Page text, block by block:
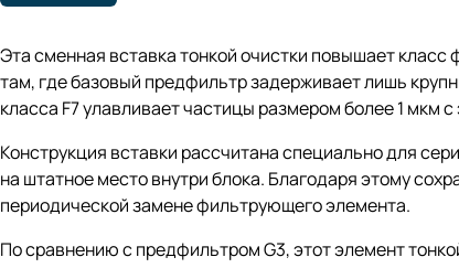
Эта сменная вставка тонкой очистки повышает
там, где базовый предфильтр задерживает лишь
класса F7 улавливает частицы размером более 1 мкм
Конструкция вставки рассчитана специально для
на штатное место внутри блока. Благодаря этому
периодической замене фильтрующего элемента.
По сравнению с предфильтром G3, этот элемент